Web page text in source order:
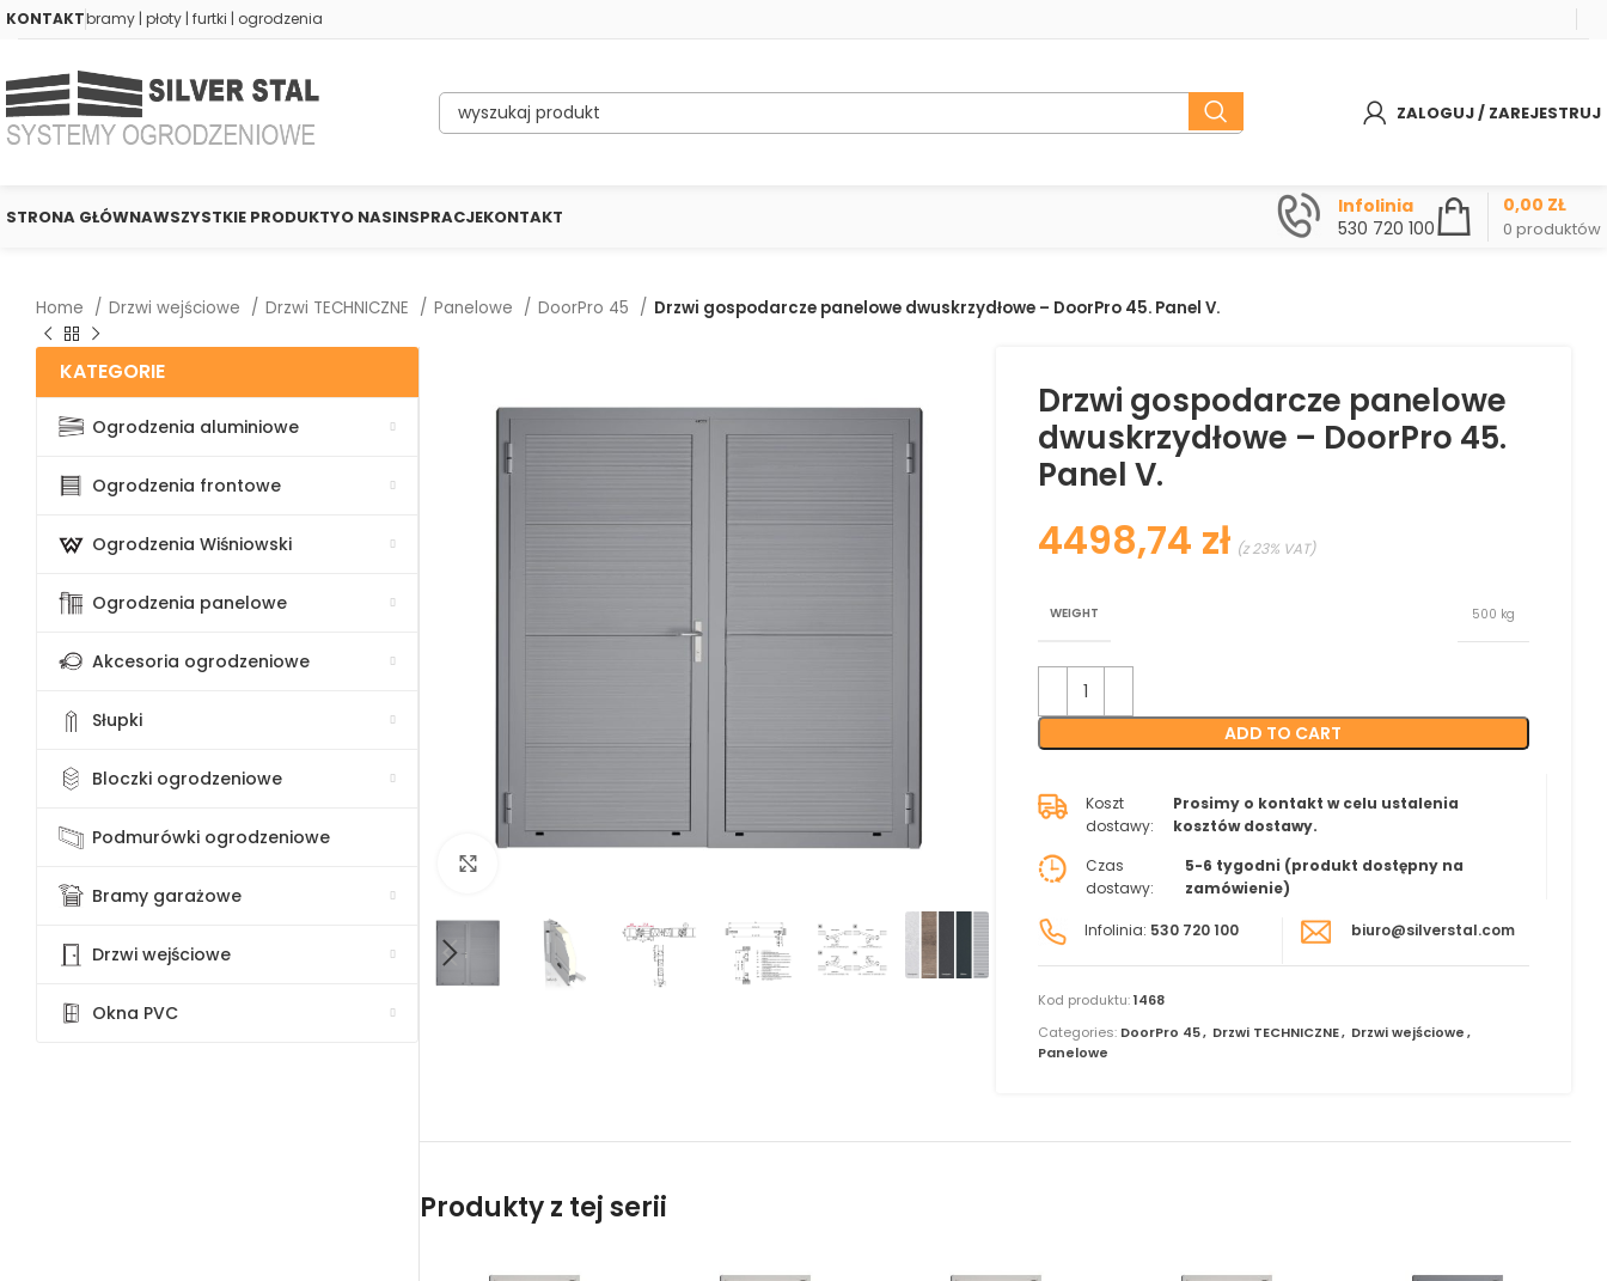
KONTAKTbramy | płoty | furtki | ogrodzenia
ZALOGUJ / ZAREJESTRUJ
STRONA GŁÓWNAWSZYSTKIE PRODUKTYO NASINSPRACJEKONTAKT
Infolinia
530 720 100
0 produktów
0,00 ZŁ
Home Drzwi wejściowe Drzwi TECHNICZNE Panelowe DoorPro 45 Drzwi gospodarcze panelowe dwuskrzydłowe – DoorPro 45. Panel V.
Drzwi gospodarcze panelowe
dwuskrzydłowe – DoorPro 45.
Panel V.
zł
WEIGHT 500 kg
ADD TO CART
Koszt
dostawy:
Prosimy o kontakt w celu ustalenia
kosztów dostawy.
Czas
dostawy:
5-6 tygodni (produkt dostępny na
zamówienie)
Infolinia: 530 720 100 biuro@silverstal.com
Kod produktu:1468
Categories: DoorPro 45, Drzwi TECHNICZNE, Drzwi wejściowe,
Panelowe
Produkty z tej serii
KATEGORIE
Ogrodzenia aluminiowe
Ogrodzenia frontowe
Ogrodzenia Wiśniowski
Ogrodzenia panelowe
Akcesoria ogrodzeniowe
Słupki
Bloczki ogrodzeniowe
Podmurówki ogrodzeniowe
Bramy garażowe
Drzwi wejściowe
Okna PVC